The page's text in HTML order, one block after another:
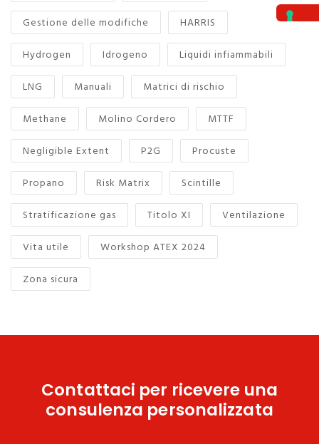
Gestione delle modifiche
HARRIS
Hydrogen
Idrogeno
Liquidi infiammabili
LNG
Manuali
Matrici di rischio
Methane
Molino Cordero
MTTF
Negligible Extent
P2G
Procuste
Propano
Risk Matrix
Scintille
Stratificazione gas
Titolo XI
Ventilazione
Vita utile
Workshop ATEX 2024
Zona sicura
Contattaci per ricevere una
consulenza personalizzata